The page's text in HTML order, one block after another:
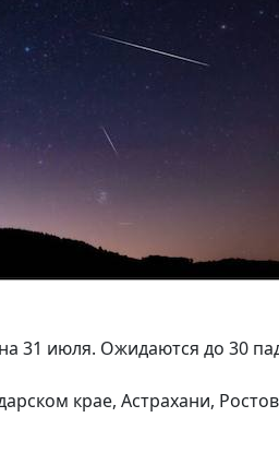
31 июля. Ожидаются до 30
крае, Астрахани,